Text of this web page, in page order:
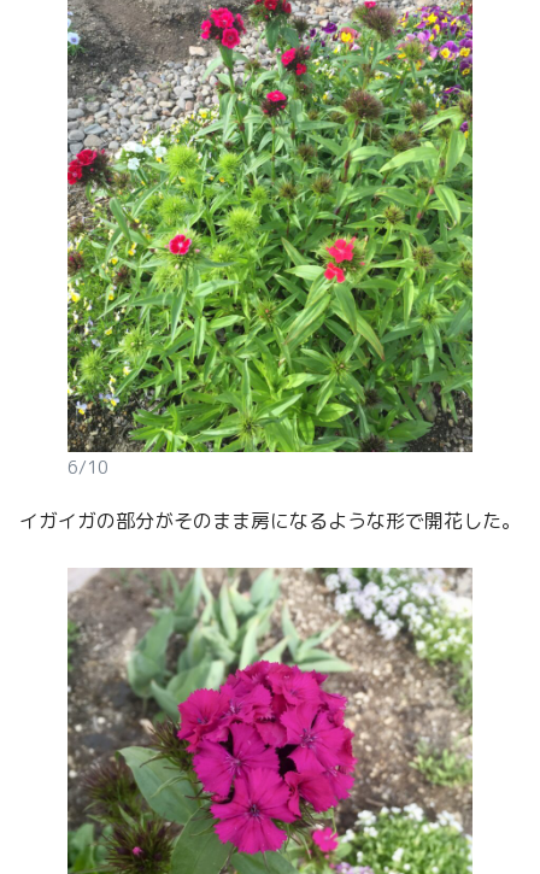
6/10
イガイガの部分がそのまま房になるような形で開花した。